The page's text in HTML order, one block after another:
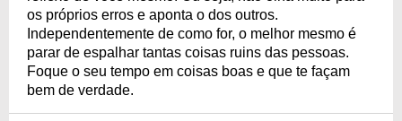
os próprios erros e aponta o dos outros.
Independentemente de como for, o melhor mesmo é
parar de espalhar tantas coisas ruins das pessoas.
Foque o seu tempo em coisas boas e que te façam
bem de verdade.